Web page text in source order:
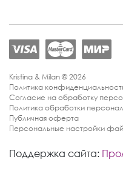
Kristina & Milan © 2026
Политика
Согласие на обработку
Политика обработки
Публичная оферта
Персональные настройки
Поддержка сайта: